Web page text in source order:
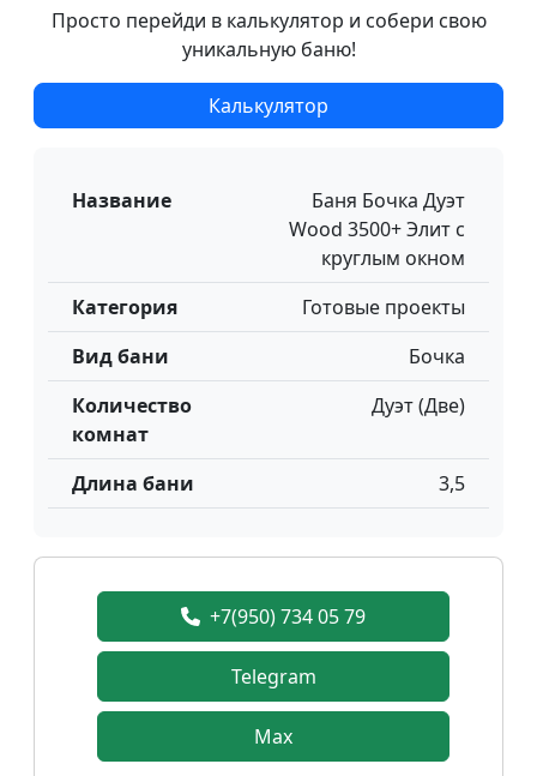
Просто перейди в калькулятор и собери свою
уникальную баню!
Калькулятор
Название
Баня Бочка Дуэт
Wood 3500+ Элит с
круглым окном
Категория
Готовые проекты
Вид бани
Бочка
Количество
комнат
Дуэт (Две)
Длина бани 3,5
+7(950) 734 05 79
Telegram
Max